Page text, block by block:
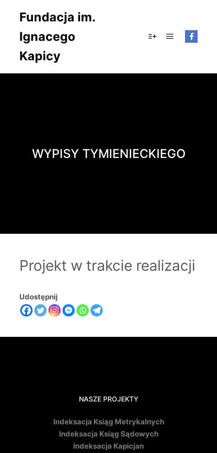
Fundacja im.
Ignacego
Kapicy
WYPISY TYMIENIECKIEGO
Projekt w trakcie realizacji
Udostępnij
NASZE PROJEKTY
Indeksacja Ksiąg Metrykalnych
Indeksacja Ksiąg Sądowych
Indeksacja Kapicjan